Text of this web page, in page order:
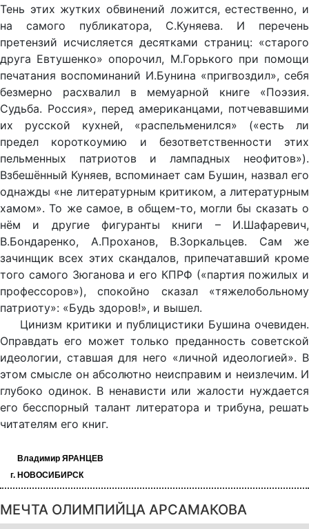
Тень этих жутких обвинений ложится, естественно, и
на самого публикатора, С.Куняева. И перечень
претензий исчисляется десятками страниц: «старого
друга Евтушенко» опорочил, М.Горького при помощи
печатания воспоминаний И.Бунина «пригвоздил», себя
безмерно расхвалил в мемуарной книге «Поэзия.
Судьба. Россия», перед американцами, потчевавшими
их русской кухней, «распельменился» («есть ли
предел короткоумию и безответственности этих
пельменных патриотов и лампадных неофитов»).
Взбешённый Куняев, вспоминает сам Бушин, назвал его
однажды «не литературным критиком, а литературным
хамом». То же самое, в общем-то, могли бы сказать о
нём и другие фигуранты книги – И.Шафаревич,
В.Бондаренко, А.Проханов, В.Зоркальцев. Сам же
зачинщик всех этих скандалов, припечатавший кроме
того самого Зюганова и его КПРФ («партия пожилых и
профессоров»), спокойно сказал «тяжелобольному
патриоту»: «Будь здоров!», и вышел.
Цинизм критики и публицистики Бушина очевиден.
Оправдать его может только преданность советской
идеологии, ставшая для него «личной идеологией». В
этом смысле он абсолютно неисправим и неизлечим. И
глубоко одинок. В ненависти или жалости нуждается
его бесспорный талант литератора и трибуна, решать
читателям его книг.
Владимир ЯРАНЦЕВ
г. НОВОСИБИРСК
МЕЧТА ОЛИМПИЙЦА АРСАМАКОВА